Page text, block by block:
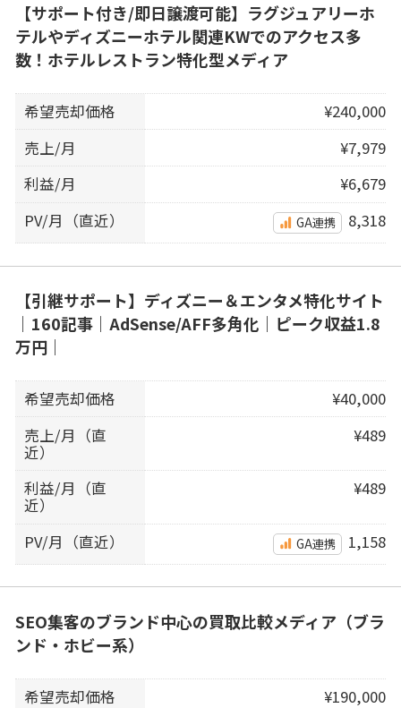
【サポート付き/即日譲渡可能】ラグジュアリーホ
テルやディズニーホテル関連KWでのアクセス多
数！ホテルレストラン特化型メディア
希望売却価格
¥240,000
売上/月
¥7,979
利益/月
¥6,679
PV/月（直近）
GA連携 8,318
【引継サポート】ディズニー＆エンタメ特化サイト
｜160記事｜AdSense/AFF多角化｜ピーク収益1.8
万円｜
希望売却価格
¥40,000
売上/月（直
近）
¥489
利益/月（直
近）
¥489
PV/月（直近） GA連携 1,158
SEO集客のブランド中心の買取比較メディア（ブラ
ンド・ホビー系）
希望売却価格
¥190,000